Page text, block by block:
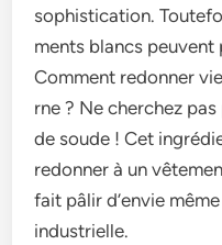
sophistication.
ments blancs peuvent
Comme­nt redonner
rne ? Ne cherche­z
de­ soude ! Cet
redonne­r à un
fait pâlir d’envie­
industrie­lle.